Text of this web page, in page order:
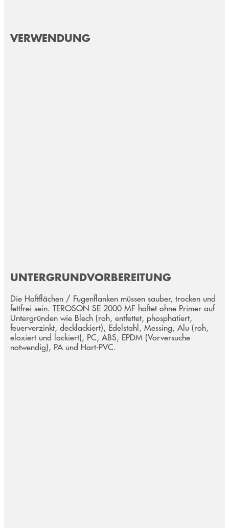
VERWENDUNG
UNTERGRUNDVORBEREITUNG
Die Haftflächen / Fugenflanken müssen sauber, trocken und
fettfrei sein. TEROSON SE 2000 MF haftet ohne Primer auf
Untergründen wie Blech (roh, entfettet, phosphatiert,
feuerverzinkt, decklackiert), Edelstahl, Messing, Alu (roh,
eloxiert und lackiert), PC, ABS, EPDM (Vorversuche
notwendig), PA und Hart-PVC.